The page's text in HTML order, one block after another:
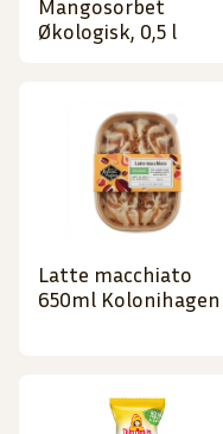
Mangosorbet
Økologisk, 0,5 l
Latte macchiato
650ml Kolonihagen